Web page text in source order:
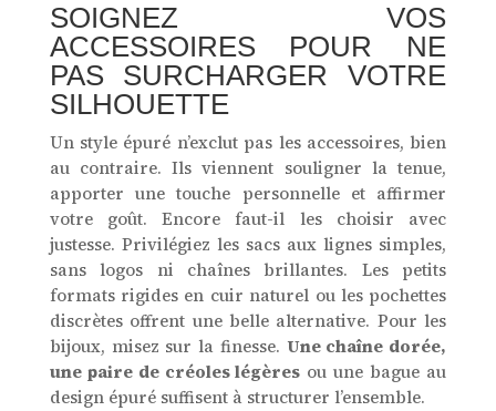
SOIGNEZ VOS
ACCESSOIRES POUR NE
PAS SURCHARGER VOTRE
SILHOUETTE
Un style épuré n’exclut pas les accessoires, bien
au contraire. Ils viennent souligner la tenue,
apporter une touche personnelle et affirmer
votre goût. Encore faut-il les choisir avec
justesse. Privilégiez les sacs aux lignes simples,
sans logos ni chaînes brillantes. Les petits
formats rigides en cuir naturel ou les pochettes
discrètes offrent une belle alternative. Pour les
bijoux, misez sur la finesse. Une chaîne dorée,
une paire de créoles légères ou une bague au
design épuré suffisent à structurer l’ensemble.